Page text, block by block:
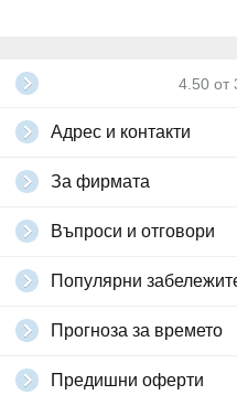
4.50 от
Адрес и контакти
За фирмата
Въпроси и отговори
Популярни
Прогноза за времето
Предишни оферти